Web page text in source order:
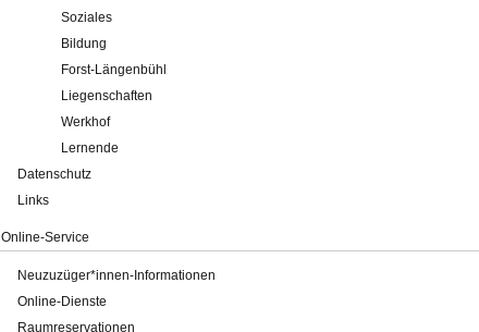
Soziales
Bildung
Forst-Längenbühl
Liegenschaften
Werkhof
Lernende
Datenschutz
Links
Online-Service
Neuzuzüger*innen-Informationen
Online-Dienste
Raumreservationen